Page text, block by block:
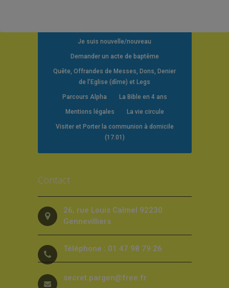
Je suis nouvelle/nouveau
Demander un acte de baptême
Quête, Offrandes de Messes, Dons, Denier
de l’Eglise (dîme) et Legs
Parcours Alpha La Bible en 4 ans
Mentions légales La vie circule
Visiter et Porter la communion à domicile
(17.01)
Contact
26, rue Louis Calmel 92230
Gennevilliers
Téléphone : 01 47 98 79 26
secret.pargen@free.fr